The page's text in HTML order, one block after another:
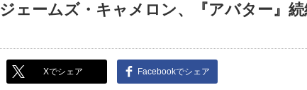
ジェームズ・キャメロン、『アバター』続
Xでシェア Facebookでシェア